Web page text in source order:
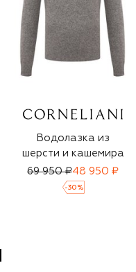
Водолазка из
шерсти и кашемира
69 950 ₽48 950 ₽
-30 %